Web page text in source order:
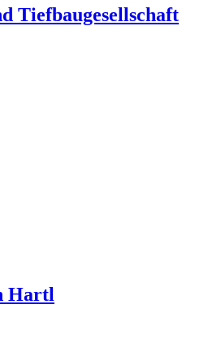
Tiefbaugesellschaft
Hartl